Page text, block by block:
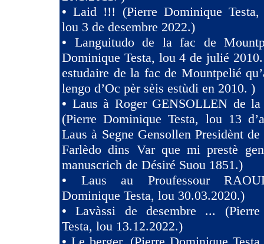
•Laid !!! (Pierre Dominique
lou 3 de desembre 2022.)
• Languitudo de la fac de
Dominique Testa, lou 4 de julié
estudaire de la fac de Mountpelié
lengo d’Oc pèr sèis estùdi en 2010. )
• Laus à Roger GENSOLLEN de la
(Pierre Dominique Testa, lou 13
Laus à Segne Gensollen Presidènt
Farlèdo dins Var que mi prestè
manuscrich de Désiré Suou 1851.)
• Laus au Proufessour
Dominique Testa, lou 30.03.2020.)
•Lavàssi de desembre ...
Testa, lou 13.12.2022.)